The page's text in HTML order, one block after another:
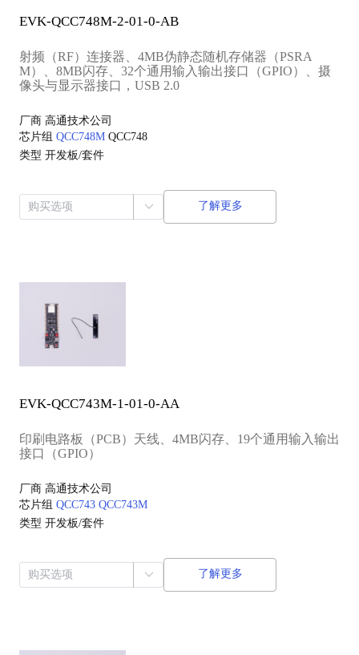
EVK-QCC748M-2-01-0-AB
射频（RF）连接器、4MB伪静态随机存储器（PSRA
M）、8MB闪存、32个通用输入输出接口（GPIO）、摄
像头与显示器接口，USB 2.0
厂商 高通技术公司
芯片组 QCC748M QCC748
类型 开发板/套件
了解更多
EVK-QCC743M-1-01-0-AA
印刷电路板（PCB）天线、4MB闪存、19个通用输入输出
接口（GPIO）
厂商 高通技术公司
芯片组 QCC743 QCC743M
类型 开发板/套件
了解更多